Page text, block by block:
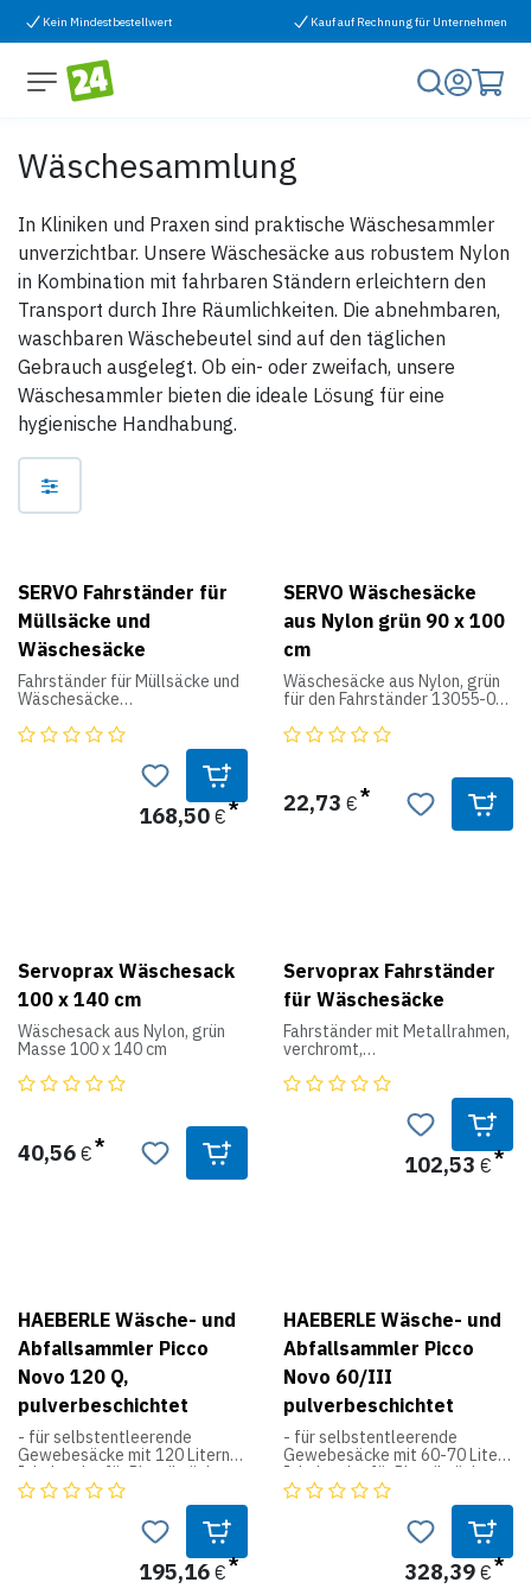
Zum Inhalt springen
Kein Mindestbestellwert Kauf auf Rechnung für Unternehmen
Wäschesammlung
In Kliniken und Praxen sind praktische Wäschesammler
unverzichtbar. Unsere Wäschesäcke aus robustem Nylon
in Kombination mit fahrbaren Ständern erleichtern den
Transport durch Ihre Räumlichkeiten. Die abnehmbaren,
waschbaren Wäschebeutel sind auf den täglichen
Gebrauch ausgelegt. Ob ein- oder zweifach, unsere
Wäschesammler bieten die ideale Lösung für eine
hygienische Handhabung.
SERVO Fahrständer für
Müllsäcke und
Wäschesäcke
Fahrständer für Müllsäcke und
Wäschesäcke
Stabiler Fahrständer für die
großen blauen Müllsäcke (REF
I2 0103) oder die
Sicherheitsbeutel (REF I2
135130). Wahlweise auch für
Lenkrollen, 2 x feststellbar,
mit Querstreben zum sicheren
Aufbewahren von gefüllten
Beuteln oder Säcken. Der
Müllbeutel/Wäschesack wird
durch einen Rahmen sicher
fixiert. Flachkartonverpackt,
einfache Montage.
Größe: 97 x 48 x 53 cm (H x B X
T), Beutelöffnung: 40 x 33 cm
168,50€
SERVO Wäschesäcke
aus Nylon grün 90 x 100
cm
Wäschesäcke aus Nylon, grün
für den Fahrständer 13055-01.
Größe: 90 x 100 cm
22,73 €
Servoprax Wäschesack
100 x 140 cm
Wäschesack aus Nylon, grün
Masse 100 x 140 cm
40,56 €
Servoprax Fahrständer
für Wäschesäcke
Fahrständer mit Metallrahmen,
verchromt,
Deckel.
102,53 €
HAEBERLE Wäsche- und
Abfallsammler Picco
Novo 120 Q,
pulverbeschichtet
- für selbstentleerende
Gewebesäcke mit 120 Litern
Inhalt oder für Plastiksäcke
mit 120 Litern Inhalt
- Rutschsicherung durch
Rutsch-Stop aus Naturgummi
- Stahlgestell mit federndem
Holm, schlagfest
pulverbeschichtet,195,16€
HAEBERLE Wäsche- und
Abfallsammler Picco
Novo 60/III
pulverbeschichtet
- für selbstentleerende
Gewebesäcke mit 60-70 Litern
Inhalt oder für Plastiksäcke
mit 60-70 Litern Inhalt
- Rutschsicherung durch
Rutsch-Stop aus Naturgummi
- Stahlgestell mit federndem
Holm, schlagfest
pulverbeschichtet,328,39€